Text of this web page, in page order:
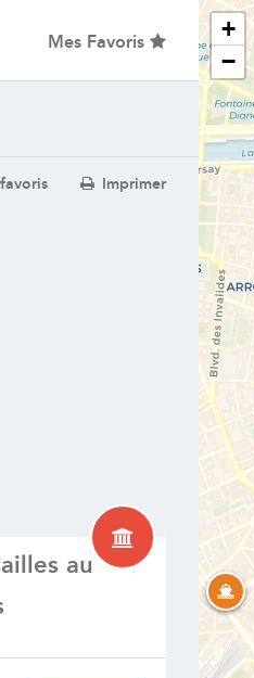
Mes Favoris
Imprimer
au
+
−